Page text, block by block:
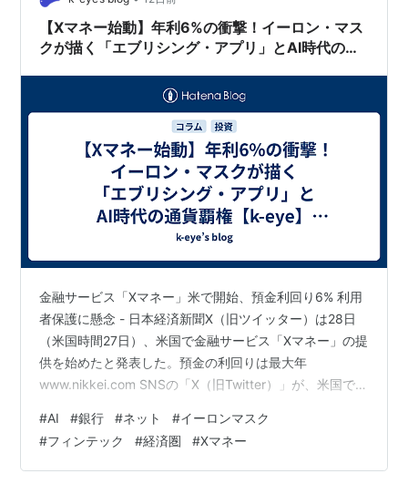
【Xマネー始動】年利6%の衝撃！イーロン・マス
クが描く「エブリシング・アプリ」とAI時代の通
金融サービス「Xマネー」米で開始、預金利回り6% 利用
者保護に懸念 - 日本経済新聞X（旧ツイッター）は28日
（米国時間27日）、米国で金融サービス「Xマネー」の提
供を始めたと発表した。預金の利回りは最大年
www.nikkei.com SNSの「X（旧Twitter）」が、米国で金
あのXが金融？」「しかも預金利回りが最高6%？」——
そう驚かれた方も、少なくないはずです。 一見すると、
「SNS企業が急に畑違いの銀行業に手を出して大丈夫な
#AI #銀行 #ネット #イーロンマスク
#フィンテック #経済圏 #Xマネー